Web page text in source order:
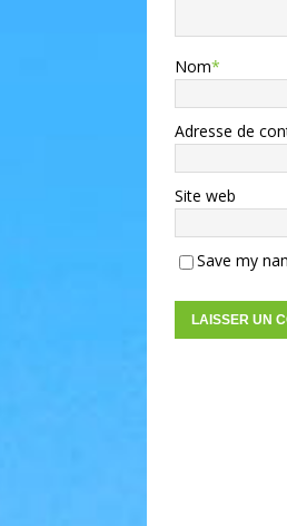
Nom*
Adresse de
Site web
Save my